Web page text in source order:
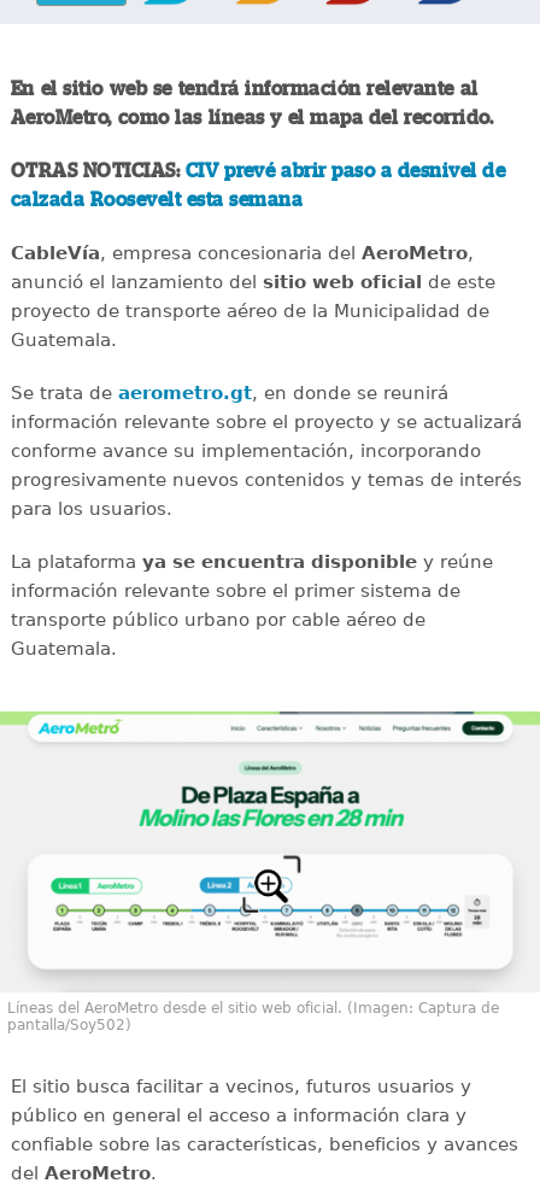
En el sitio web se tendrá información relevante al
AeroMetro, como las líneas y el mapa del recorrido.
OTRAS NOTICIAS: CIV prevé abrir paso a desnivel de
calzada Roosevelt esta semana
CableVía, empresa concesionaria del AeroMetro,
anunció el lanzamiento del sitio web oficial de este
proyecto de transporte aéreo de la Municipalidad de
Guatemala.
Se trata de aerometro.gt, en donde se reunirá
información relevante sobre el proyecto y se actualizará
conforme avance su implementación, incorporando
progresivamente nuevos contenidos y temas de interés
para los usuarios.
La plataforma ya se encuentra disponibley reúne
información relevante sobre el primer sistema de
transporte público urbano por cable aéreo de
Guatemala.
Líneas del AeroMetro desde el sitio web oficial. (Imagen: Captura de
pantalla/Soy502)
El sitio busca facilitar a vecinos, futuros usuarios y
público en general el acceso a información clara y
confiable sobre las características, beneficios y avances
del AeroMetro.